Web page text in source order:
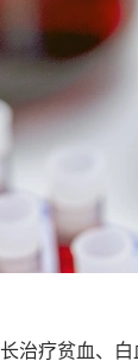
治疗贫血、